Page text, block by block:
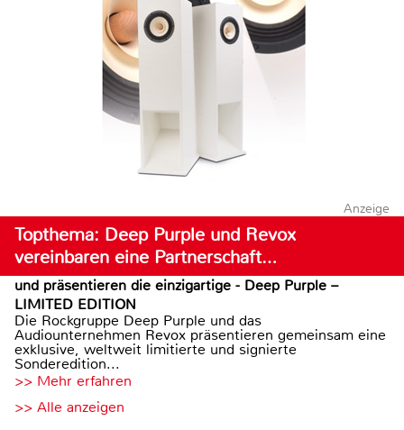
Anzeige
Topthema: Deep Purple und Revox
vereinbaren eine Partnerschaft…
und präsentieren die einzigartige - Deep Purple –
LIMITED EDITION
Die Rockgruppe Deep Purple und das
Audiounternehmen Revox präsentieren gemeinsam eine
exklusive, weltweit limitierte und signierte
Sonderedition...
>> Mehr erfahren
>> Alle anzeigen